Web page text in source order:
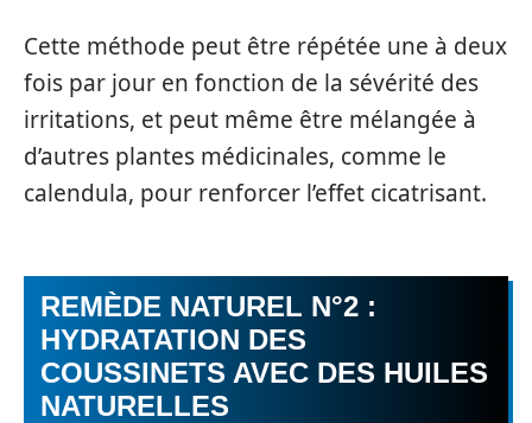
Cette méthode peut être répétée une à deux
fois par jour en fonction de la sévérité des
irritations, et peut même être mélangée à
d’autres plantes médicinales, comme le
calendula, pour renforcer l’effet cicatrisant.
REMÈDE NATUREL N°2 :
HYDRATATION DES
COUSSINETS AVEC DES HUILES
NATURELLES